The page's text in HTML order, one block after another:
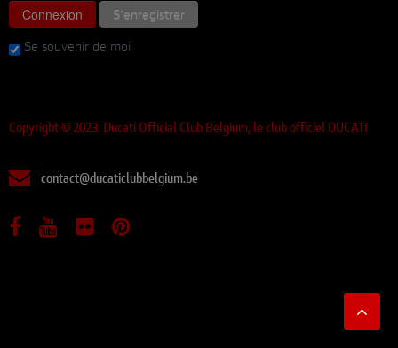
Connexion
S'enregistrer
Se souvenir de moi
Copyright © 2023. Ducati Official Club Belgium, le club officiel DUCATI
contact@ducaticlubbelgium.be